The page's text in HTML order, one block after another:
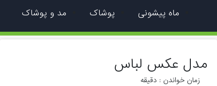
ماه پیشونی پوشاک مد و پوشاک
مدل عکس لباس
زمان خواندن : دقیقه